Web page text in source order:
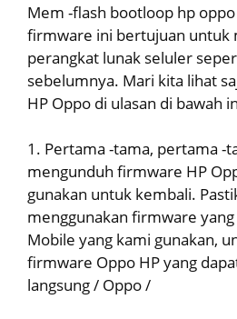
Mem -flash bootloop hp
firmware ini bertujuan untuk
perangkat lunak seluler
sebelumnya. Mari kita lihat
HP Oppo di ulasan di bawah
1. Pertama -tama, pertama -
mengunduh firmware HP
gunakan untuk kembali.
menggunakan firmware
Mobile yang kami gunakan,
firmware Oppo HP yang
langsung / Oppo /